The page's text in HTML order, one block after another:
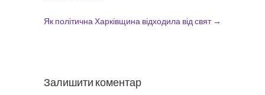
Як політична Харківщина відходила від свят →
Залишити коментар